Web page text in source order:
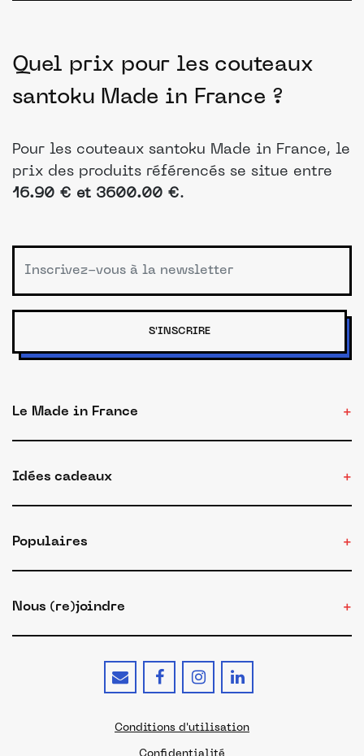
Quel prix pour les couteaux
santoku Made in France ?
Pour les couteaux santoku Made in France, le
prix des produits référencés se situe entre
16.90 € et 3600.00 €.
S'INSCRIRE
Le Made in France
Idées cadeaux
Populaires
Nous (re)joindre
Conditions d'utilisation